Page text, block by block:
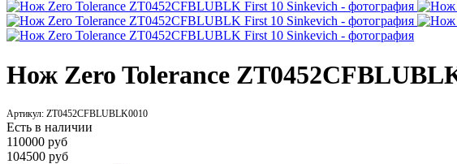
Нож Zero Tolerance
Артикул: ZT0452CFBLUBLK0010
Есть в наличии
110000 руб
104500 руб